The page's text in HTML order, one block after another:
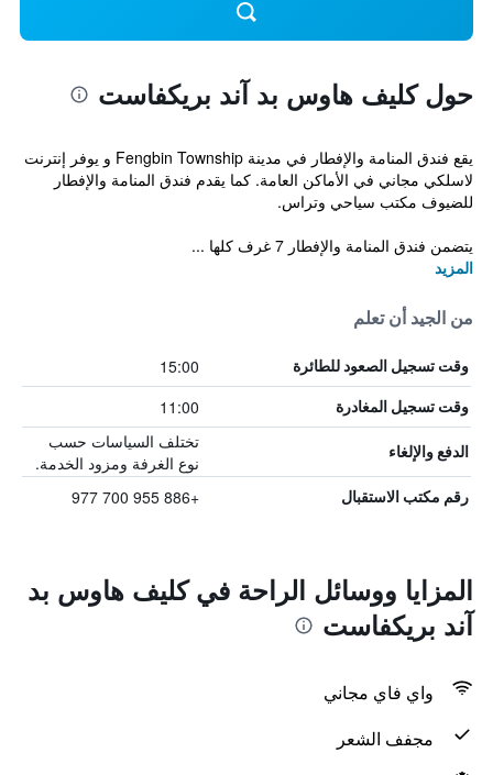
حول كليف هاوس بد آند بريكفاست
يقع فندق المنامة والإفطار في مدينة Fengbin Township و يوفر إنترنت
لاسلكي مجاني في الأماكن العامة. كما يقدم فندق المنامة والإفطار
للضيوف مكتب سياحي وتراس.
يتضمن فندق المنامة والإفطار 7 غرف كلها ...
المزيد
من الجيد أن تعلم
وقت تسجيل الصعود للطائرة 15:00
وقت تسجيل المغادرة 11:00
الدفع والإلغاء
تختلف السياسات حسب
نوع الغرفة ومزود الخدمة.
رقم مكتب الاستقبال +886 955 700 977
المزايا ووسائل الراحة في كليف هاوس بد
آند بريكفاست
واي فاي مجاني
مجفف الشعر